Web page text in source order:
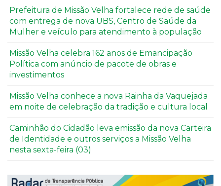
Prefeitura de Missão Velha fortalece rede de saúde
com entrega de nova UBS, Centro de Saúde da
Mulher e veículo para atendimento à população
Missão Velha celebra 162 anos de Emancipação
Política com anúncio de pacote de obras e
investimentos
Missão Velha conhece a nova Rainha da Vaquejada
em noite de celebração da tradição e cultura local
Caminhão do Cidadão leva emissão da nova Carteira
de Identidade e outros serviços a Missão Velha
nesta sexta-feira (03)